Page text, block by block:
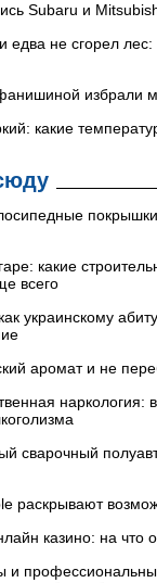
Subaru и
едва не сгорел
избрали
какие
какие
всего
украинскому
аромат и не
наркология:
сварочный
раскрывают
казино: на что